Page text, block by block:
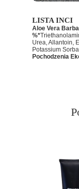
LISTA INCI
Aloe Vera
%*
Urea, Allantoin,
Potassium
Pochodzenia